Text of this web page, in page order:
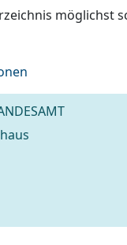
möglichst